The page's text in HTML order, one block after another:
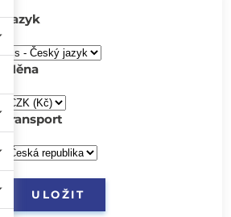
Jazyk
Měna
transport